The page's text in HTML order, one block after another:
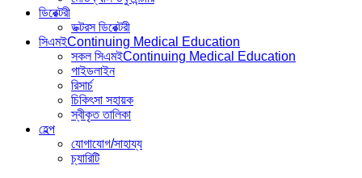
ডিরেক্টরী
ডক্টরস ডিরেক্টরী
সিএমইContinuing Medical Education
সকল সিএমইContinuing Medical Education
গাইডলাইন
রিসার্চ
চিকিৎসা সহায়ক
স্বীকৃত তালিকা
হেল্প
যোগাযোগ/সাহায্য
চ্যারিটি